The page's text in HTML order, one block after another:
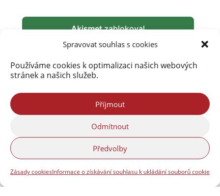
Spravovat souhlas s cookies
Používáme cookies k optimalizaci našich webových
stránek a našich služeb.
Příjmout
Odmítnout
Předvolby
Zásady cookiesInformace o získávání souhlasu k ukládání souborů cookie
Akismetzablokoval
289 882 spamů